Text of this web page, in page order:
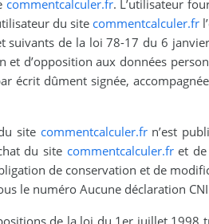
commentcalculer.fr. L’utilisateur
du site commentcalculer.fr
suivants de la loi 78-17 du 6
et d’opposition aux données
écrit dûment signée,
site commentcalculer.frn’est
du site commentcalculer.fret de
de conservation et de
le numéro Aucune déclaration